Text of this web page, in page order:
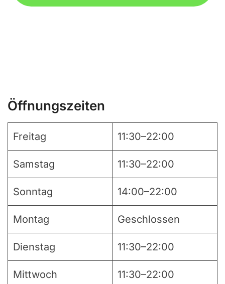
Öffnungszeiten
Freitag 11:30–22:00
Samstag 11:30–22:00
Sonntag 14:00–22:00
Montag Geschlossen
Dienstag 11:30–22:00
Mittwoch 11:30–22:00